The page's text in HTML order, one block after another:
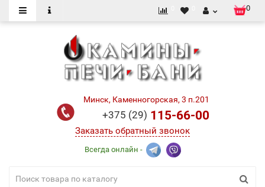
0
Минск, Каменногорская, 3 п.201
+375 (29) 115-66-00
Заказать обратный звонок
Всегда онлайн -